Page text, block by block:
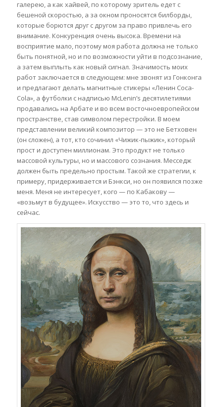
галерею, а как хайвей, по которому зритель едет с
бешеной скоростью, а за окном проносятся билборды,
которые борются друг с другом за право привлечь его
внимание. Конкуренция очень высока. Времени на
восприятие мало, поэтому моя работа должна не только
быть понятной, но и по возможности уйти в подсознание,
а затем выплыть как новый сигнал. Значимость моих
работ заключается в следующем: мне звонят из Гонконга
и предлагают делать магнитные стикеры «Ленин Coca-
Cola», а футболки с надписью McLenin’s десятилетиями
продавались на Арбате и во всем восточноевропейском
пространстве, став символом перестройки. В моем
представлении великий композитор — это не Бетховен
(он сложен), а тот, кто сочинил «Чижик-пыжик», который
прост и доступен миллионам. Это продукт не только
массовой культуры, но и массового сознания. Месседж
должен быть предельно простым. Такой же стратегии, к
примеру, придерживается и Бэнкси, но он появился позже
меня. Меня не интересует, кого — по Кабакову —
«возьмут в будущее». Искусство — это то, что здесь и
сейчас.